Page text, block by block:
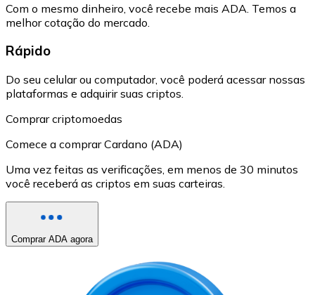
Com o mesmo dinheiro, você recebe mais ADA. Temos a
melhor cotação do mercado.
Rápido
Do seu celular ou computador, você poderá acessar nossas
plataformas e adquirir suas criptos.
Comprar criptomoedas
Comece a comprar Cardano (ADA)
Uma vez feitas as verificações, em menos de 30 minutos
você receberá as criptos em suas carteiras.
Comprar ADA agora